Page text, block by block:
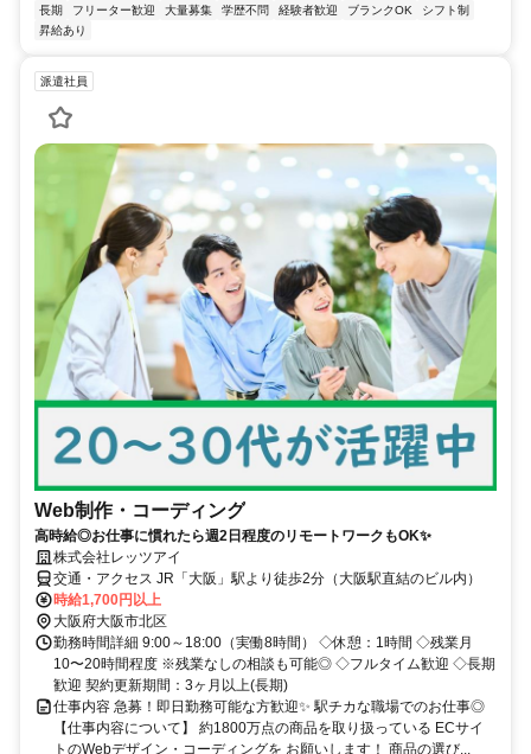
長期 フリーター歓迎 大量募集 学歴不問 経験者歓迎 ブランクOK
シフト制
昇給あり
派遣社員
Web制作・コーディング
高時給◎お仕事に慣れたら週2日程度のリモートワークもOK✨
株式会社レッツアイ
交通・アクセス JR「大阪」駅より徒歩2分（大阪駅直結のビル内）
時給1,700円以上
大阪府大阪市北区
勤務時間詳細 9:00～18:00（実働8時間） ◇休憩：1時間 ◇残業月
10〜20時間程度 ※残業なしの相談も可能◎ ◇フルタイム歓迎 ◇長期
歓迎 契約更新期間：3ヶ月以上(長期)
仕事内容 急募！即日勤務可能な方歓迎✨ 駅チカな職場でのお仕事◎
【仕事内容について】 約1800万点の商品を取り扱っている ECサイ
トのWebデザイン・コーディングを お願いします！ 商品の選び...